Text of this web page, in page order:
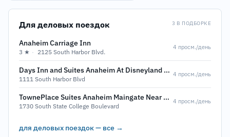
Для деловых поездок 3 В ПОДБОРКЕ
Anaheim Carriage Inn
3 ★ · 2125 South Harbor Blvd.
4 просм./день
Days Inn and Suites Anaheim At Disneyland Park
1111 South Harbor Blvd
4 просм./день
TownePlace Suites Anaheim Maingate Near Angel Stadium
1730 South State College Boulevard
4 просм./день
для деловых поездок — все →